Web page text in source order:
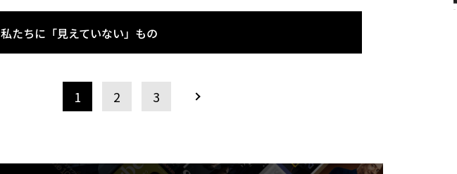
私たちに「見えていない」もの
1 2 3